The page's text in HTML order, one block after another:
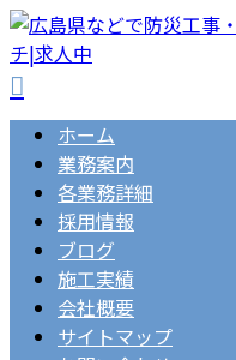
ホーム
業務案内
各業務詳細
採用情報
ブログ
施工実績
会社概要
サイトマップ